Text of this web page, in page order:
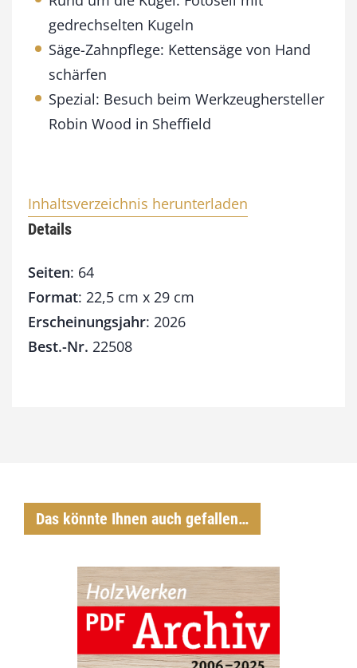
gedrechselten Kugeln
Säge-Zahnpflege: Kettensäge von Hand
schärfen
Spezial: Besuch beim Werkzeughersteller
Robin Wood in Sheffield
Inhaltsverzeichnis herunterladen
Details
Seiten: 64
Format: 22,5 cm x 29 cm
Erscheinungsjahr: 2026
Best.-Nr. 22508
Das könnte Ihnen auch gefallen…